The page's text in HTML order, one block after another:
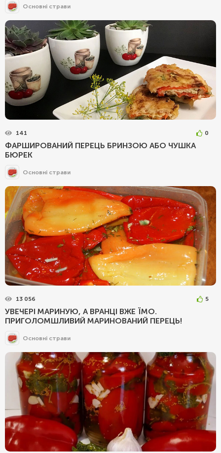
Основні страви
141 0
ФАРШИРОВАНИЙ ПЕРЕЦЬ БРИНЗОЮ АБО ЧУШКА
БЮРЕК
Основні страви
13 056 5
УВЕЧЕРІ МАРИНУЮ, А ВРАНЦІ ВЖЕ ЇМО.
ПРИГОЛОМШЛИВИЙ МАРИНОВАНИЙ ПЕРЕЦЬ!
Основні страви